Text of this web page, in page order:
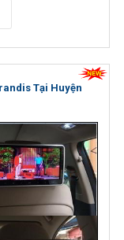
Tại Huyện